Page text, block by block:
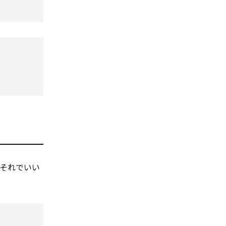
れでいい